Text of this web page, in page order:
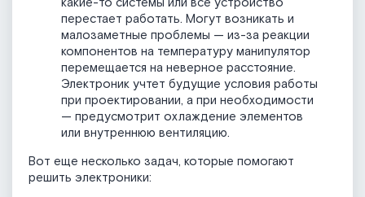
перестает работать. Могут возникать и
малозаметные проблемы — из-за реакции
компонентов на температуру манипулятор
перемещается на неверное расстояние.
Электроник учтет будущие условия работы
при проектировании, а при необходимости
— предусмотрит охлаждение элементов
или внутреннюю вентиляцию.
Вот еще несколько задач, которые помогают
решить электроники: